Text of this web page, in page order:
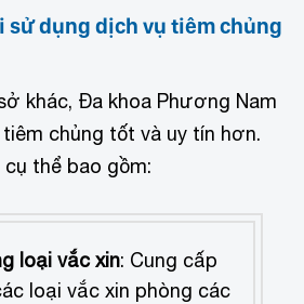
sử dụng dịch vụ tiêm chủng
khác, Đa khoa Phương Nam
chủng tốt và uy tín hơn.
thể bao gồm:
loại vắc xin: Cung cấp
loại vắc xin phòng các